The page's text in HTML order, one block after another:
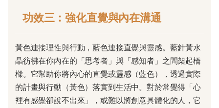
功效三：強化直覺與內在溝通
黃色連接理性與行動，藍色連接直覺與靈感。藍針黃水
晶彷彿在你內在的「思考者」與「感知者」之間架起橋
樑。它幫助你將內心的直覺或靈感（藍色），透過實際
的計畫與行動（黃色）落實到生活中。對於常覺得「心
裡有感覺卻說不出來」，或難以將創意具體化的人，它